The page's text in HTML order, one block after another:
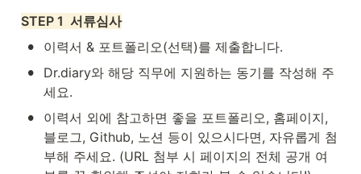
STEP 1  서류심사
• 이력서 & 포트폴리오(선택)를 제출합니다.
•
Dr.diary와 해당 직무에 지원하는 동기를 작성해 주
세요.
•
이력서 외에 참고하면 좋을 포트폴리오, 홈페이지,
블로그, Github, 노션 등이 있으시다면, 자유롭게 첨
부해 주세요. (URL 첨부 시 페이지의 전체 공개 여